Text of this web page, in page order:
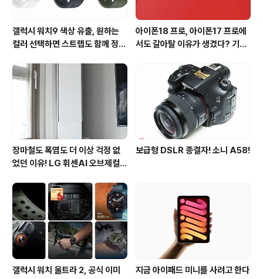
갤럭시 워치9 색상 유출, 원하는
컬러 선택하면 스트랩도 함께 정해
아이폰18 프로, 아이폰17 프로에
서도 갈아탈 이유가 생겼다? 기대
장마철도 폭염도 더 이상 걱정 없
었던 이유! LG 휘센AI 오브제컬렉
사용 후기
보급형 DSLR 종결자! 소니 A58!
갤럭시 워치 울트라 2, 공식 이미
지금 아이패드 미니를 사려고 한다